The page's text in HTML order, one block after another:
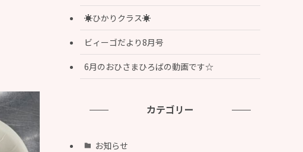
☀️ひかりクラス☀️
ビィーゴだより8月号
6月のおひさまひろばの動画です☆
カテゴリー
お知らせ